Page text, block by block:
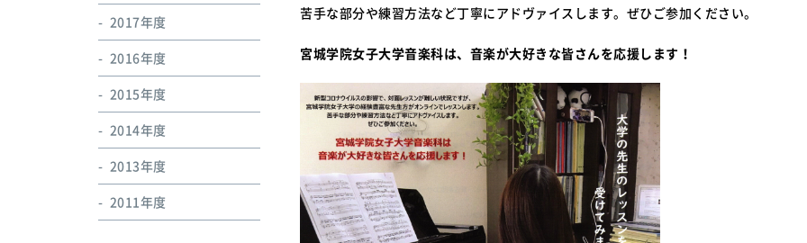
苦手な部分や練習方法など丁寧にアドヴァイスします。ぜひご参加ください。
宮城学院女子大学音楽科は、音楽が大好きな皆さんを応援します！
2017年度
2016年度
2015年度
2014年度
2013年度
2011年度